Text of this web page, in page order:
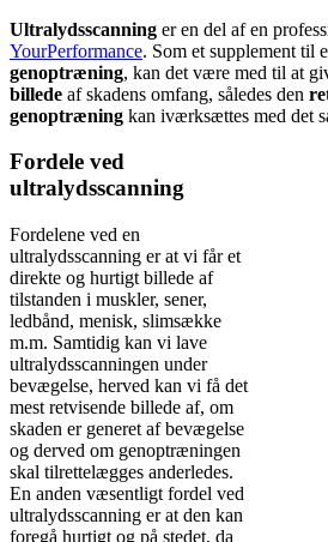
Ultralydsscanning er en del af en
YourPerformance. Som et supplement til
genoptræning, kan det være med til at
billede af skadens omfang, således den
genoptræning kan iværksættes med det
Fordele ved
ultralydsscanning
Fordelene ved en
ultralydsscanning er at vi får et
direkte og hurtigt billede af
tilstanden i muskler, sener,
ledbånd, menisk, slimsække
m.m. Samtidig kan vi lave
ultralydsscanningen under
bevægelse, herved kan vi få det
mest retvisende billede af, om
skaden er generet af bevægelse
og derved om genoptræningen
skal tilrettelægges anderledes.
En anden væsentligt fordel ved
ultralydsscanning er at den kan
foregå hurtigt og på stedet, da